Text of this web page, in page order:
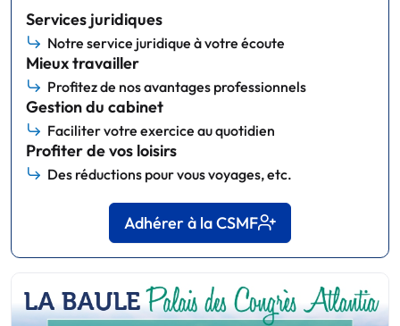
Services juridiques
Notre service juridique à votre écoute
Mieux travailler
Profitez de nos avantages professionnels
Gestion du cabinet
Faciliter votre exercice au quotidien
Profiter de vos loisirs
Des réductions pour vous voyages, etc.
Adhérer à la CSMF